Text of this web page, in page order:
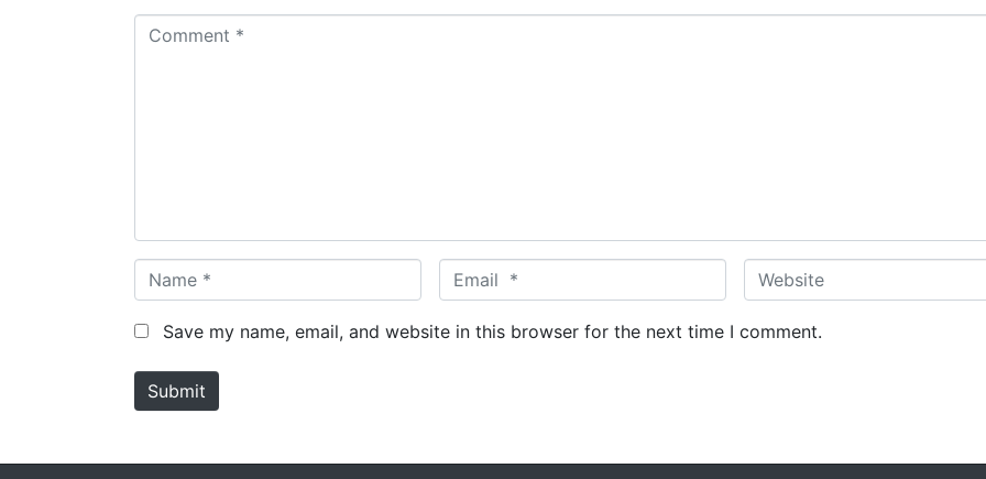
a
m
*
m
a
W
e
b
Save my name, email, and website in this browser for the next time I comment.
Submit